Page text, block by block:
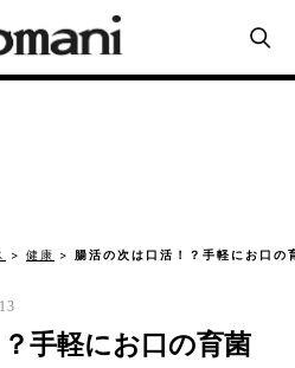
健康 腸活の次は口活！？手軽にお口
手軽にお口の育菌